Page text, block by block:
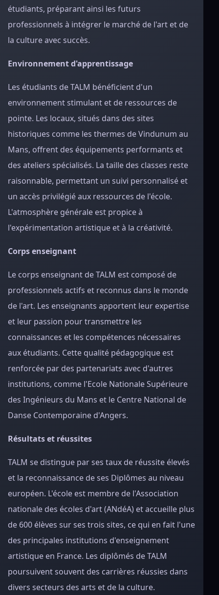
étudiants, préparant ainsi les futurs
professionnels à intégrer le marché de l'art et de
la culture avec succès.
Environnement d'apprentissage
Les étudiants de TALM bénéficient d'un
environnement stimulant et de ressources de
pointe. Les locaux, situés dans des sites
historiques comme les thermes de Vindunum au
Mans, offrent des équipements performants et
des ateliers spécialisés. La taille des classes reste
raisonnable, permettant un suivi personnalisé et
un accès privilégié aux ressources de l'école.
L'atmosphère générale est propice à
l'expérimentation artistique et à la créativité.
Corps enseignant
Le corps enseignant de TALM est composé de
professionnels actifs et reconnus dans le monde
de l'art. Les enseignants apportent leur expertise
et leur passion pour transmettre les
connaissances et les compétences nécessaires
aux étudiants. Cette qualité pédagogique est
renforcée par des partenariats avec d'autres
institutions, comme l'Ecole Nationale Supérieure
des Ingénieurs du Mans et le Centre National de
Danse Contemporaine d'Angers.
Résultats et réussites
TALM se distingue par ses taux de réussite élevés
et la reconnaissance de ses Diplômes au niveau
européen. L'école est membre de l'Association
nationale des écoles d'art (ANdéA) et accueille plus
de 600 élèves sur ses trois sites, ce qui en fait l'une
des principales institutions d'enseignement
artistique en France. Les diplômés de TALM
poursuivent souvent des carrières réussies dans
divers secteurs des arts et de la culture.